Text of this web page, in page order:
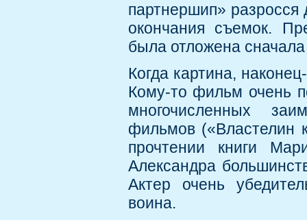
партнершип» разросся
окончания съемок.
была отложена сначала
Когда картина,
Кому-то фильм очень
многочисленных
фильмов («Властелин
прочтении книги
Александра
Актер очень
воина.